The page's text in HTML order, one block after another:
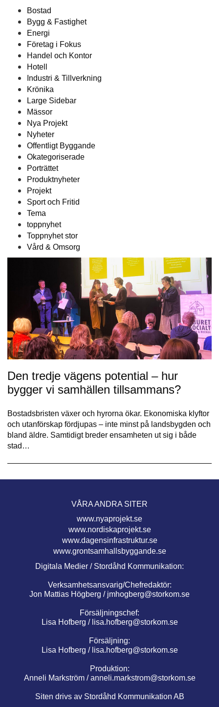
Bostad
Bygg & Fastighet
Energi
Företag i Fokus
Handel och Kontor
Hotell
Industri & Tillverkning
Krönika
Large Sidebar
Mässor
Nya Projekt
Nyheter
Offentligt Byggande
Okategoriserade
Porträttet
Produktnyheter
Projekt
Sport och Fritid
Tema
toppnyhet
Toppnyhet stor
Vård & Omsorg
Den tredje vägens potential – hur
bygger vi samhällen tillsammans?
Bostadsbristen växer och hyrorna ökar. Ekonomiska klyftor
och utanförskap fördjupas – inte minst på landsbygden och
bland äldre. Samtidigt breder ensamheten ut sig i både
stad…
VÅRA ANDRA SITER
www.nyaprojekt.se
www.nordiskaprojekt.se
www.dagensinfrastruktur.se
www.grontsamhallsbyggande.se
Digitala Medier / Stordåhd Kommunikation:
Verksamhetsansvarig/Chefredaktör:
Jon Mattias Högberg / jmhogberg@storkom.se
Försäljningschef:
Lisa Hofberg / lisa.hofberg@storkom.se
Försäljning:
Lisa Hofberg / lisa.hofberg@storkom.se
Produktion:
Anneli Markström /anneli.markstrom@storkom.se
Siten drivs av Stordåhd Kommunikation AB